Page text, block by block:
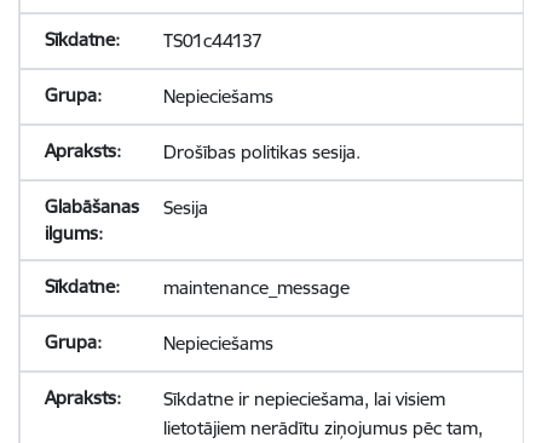
TS01c44137
Nepieciešams
Drošības politikas sesija.
Sesija
maintenance_message
Nepieciešams
Sīkdatne ir nepieciešama, lai visiem
lietotājiem nerādītu ziņojumus pēc tam,